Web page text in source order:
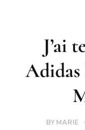
J’ai
BY MARIE